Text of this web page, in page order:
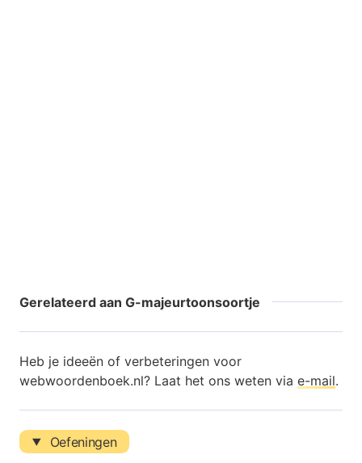
Gerelateerd aan G-majeurtoonsoortje
Heb je ideeën of verbeteringen voor
webwoordenboek.nl? Laat het ons weten via e-mail.
Oefeningen